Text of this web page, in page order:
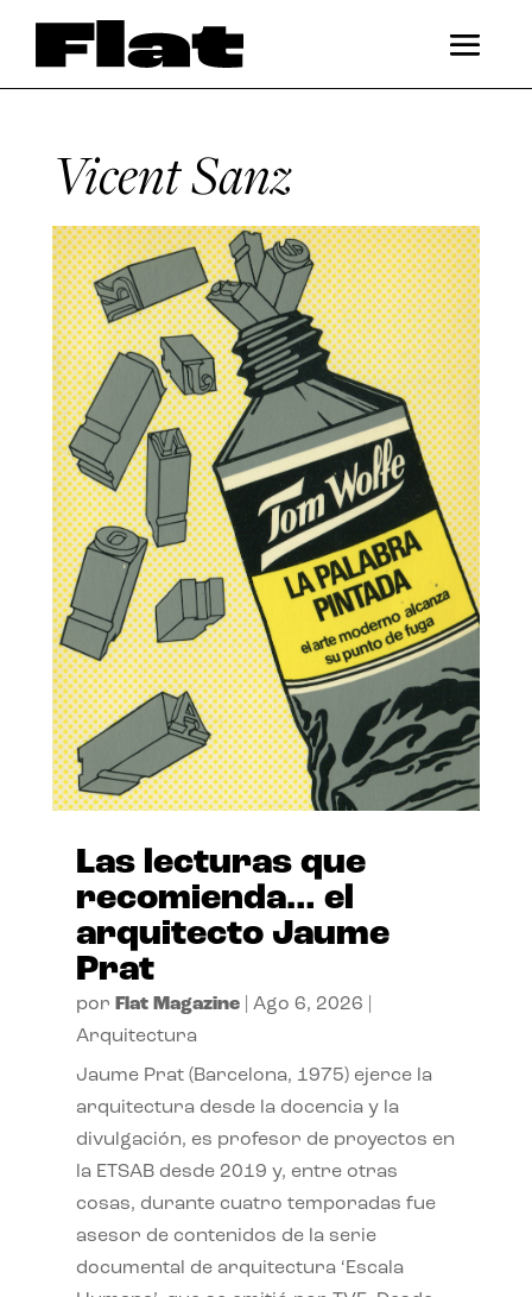
Vicent Sanz
Las lecturas que
recomienda… el
arquitecto Jaume
Prat
por Flat Magazine| Ago 6, 2026
Arquitectura
Jaume Prat (Barcelona, 1975) ejerce la
arquitectura desde la docencia y la
divulgación, es profesor de proyectos en
la ETSAB desde 2019 y, entre otras
cosas, durante cuatro temporadas fue
asesor de contenidos de la serie
documental de arquitectura ‘Escala